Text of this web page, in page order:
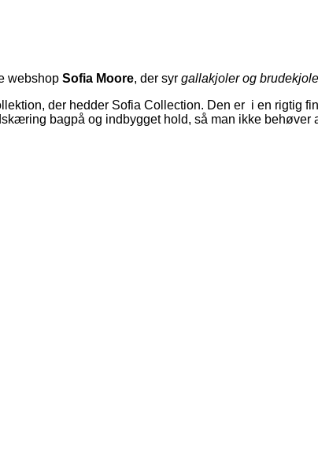
webshop Sofia Moore, der syr gallakjoler og
der hedder Sofia Collection. Den er i en rigtig
bagpå og indbygget hold, så man ikke behøver